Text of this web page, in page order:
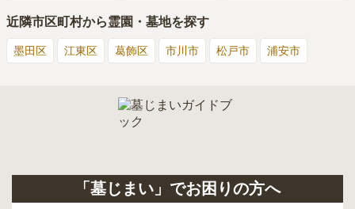
近隣市区町村から霊園・墓地を探す
墨田区 江東区 葛飾区 市川市 松戸市 浦安市
「墓じまい」でお困りの方へ